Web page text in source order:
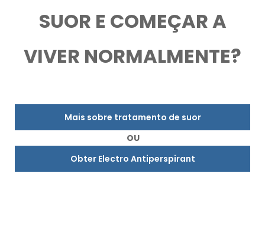
SUOR E COMEÇAR A
VIVER NORMALMENTE?
Mais sobre tratamento de suor
OU
Obter Electro Antiperspirant